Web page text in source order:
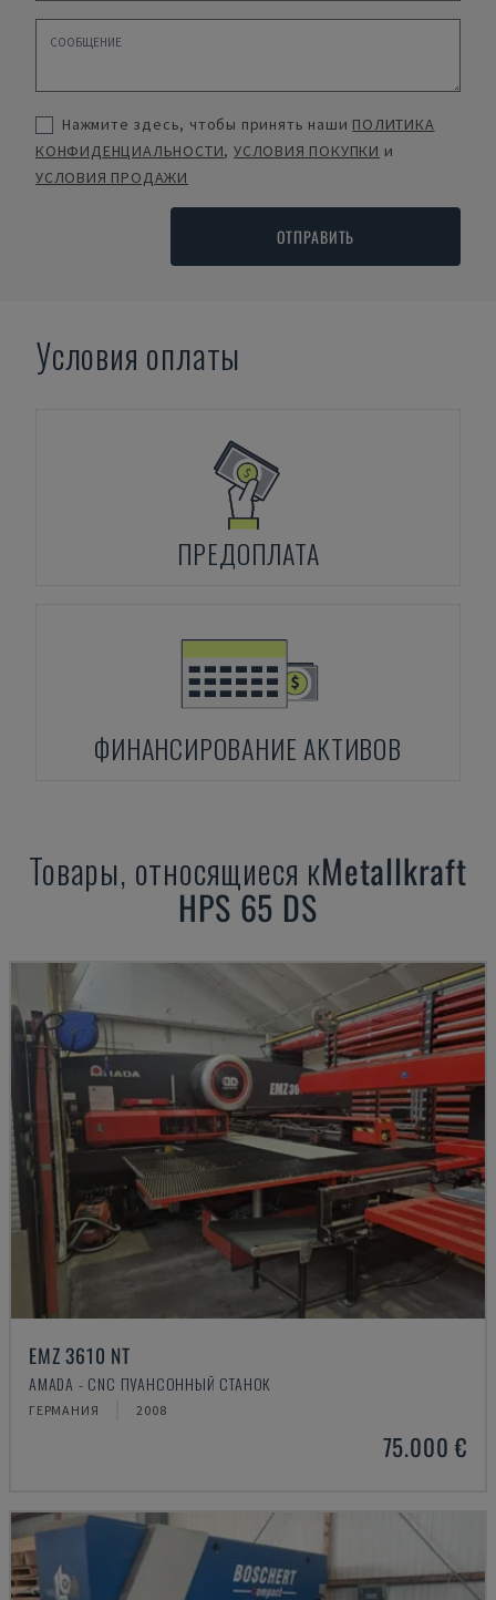
Нажмите здесь, чтобы принять наши ПОЛИТИКА
КОНФИДЕНЦИАЛЬНОСТИ,УСЛОВИЯ ПОКУПКИ и
УСЛОВИЯ ПРОДАЖИ
ОТПРАВИТЬ
Условия оплаты
ПРЕДОПЛАТА
ФИНАНСИРОВАНИЕ АКТИВОВ
Товары, относящиеся кMetallkraft
HPS 65 DS
EMZ 3610 NT
AMADA - CNC ПУАНСОННЫЙ СТАНОК
ГЕРМАНИЯ 2008
75.000 €